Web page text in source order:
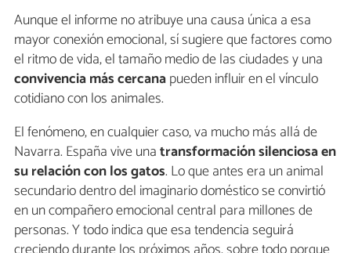
Aunque el informe no atribuye una causa única a esa
mayor conexión emocional, sí sugiere que factores como
el ritmo de vida, el tamaño medio de las ciudades y una
convivencia más cercanapueden influir en el vínculo
cotidiano con los animales.
El fenómeno, en cualquier caso, va mucho más allá de
Navarra. España vive unatransformación silenciosa en
su relación con los gatos. Lo que antes era un animal
secundario dentro del imaginario doméstico se convirtió
en un compañero emocional central para millones de
personas. Y todo indica que esa tendencia seguirá